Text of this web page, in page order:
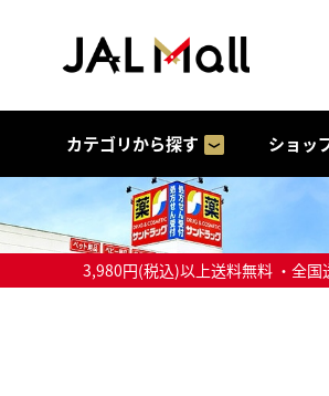
カテゴリから探す ショッ
3,980円(税込)以上送料無料 ・全